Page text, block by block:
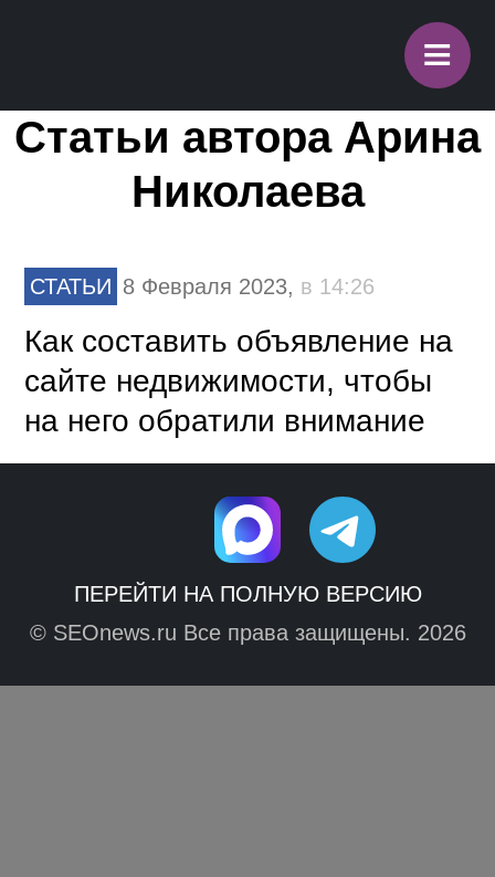
≡
Статьи автора Арина
Николаева
СТАТЬИ 8 Февраля 2023, в 14:26
Как составить объявление на
сайте недвижимости, чтобы
на него обратили внимание
ПЕРЕЙТИ НА ПОЛНУЮ ВЕРСИЮ
© SEOnews.ru Все права защищены. 2026